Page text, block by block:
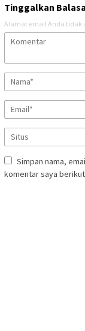
Tinggalkan
Alamat email Anda tidak
Simpan nama,
komentar saya